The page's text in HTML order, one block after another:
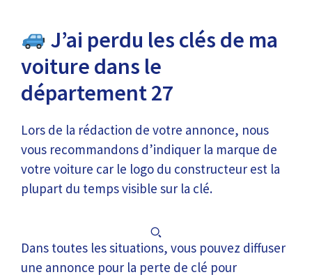
J’ai perdu les clés de ma
voiture dans le
département 27
Lors de la rédaction de votre annonce, nous
vous recommandons d’indiquer la marque de
votre voiture car le logo du constructeur est la
plupart du temps visible sur la clé.
Dans toutes les situations, vous pouvez diffuser
une annonce pour la perte de clé pour